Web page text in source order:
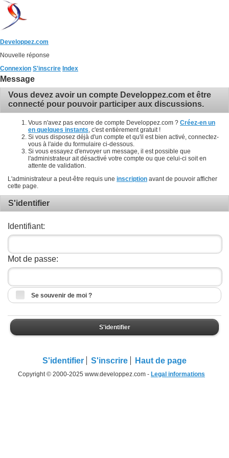
Developpez.com
Nouvelle réponse
Connexion S'inscrire Index
Message
Vous devez avoir un compte Developpez.com et être
connecté pour pouvoir participer aux discussions.
Vous n'avez pas encore de compte Developpez.com ? Créez-en un
en quelques instants , c'est entièrement gratuit !
Si vous disposez déjà d'un compte et qu'il est bien activé, connectez-
vous à l'aide du formulaire ci-dessous.
Si vous essayez d'envoyer un message, il est possible que
l'administrateur ait désactivé votre compte ou que celui-ci soit en
attente de validation.
L'administrateur a peut-être requis une inscription avant de pouvoir afficher
cette page.
S'identifier
Identifiant:
Mot de passe:
Se souvenir de moi ?
S'identifier
S'identifier S'inscrire Haut de page
Copyright © 2000-2025 www.developpez.com - Legal informations